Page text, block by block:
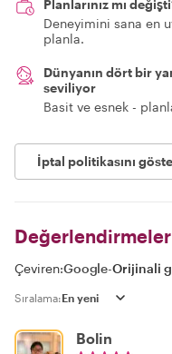
Planlarınız mı
Deneyimini sana en
planla.
Dünyanın dört bir
seviliyor
Basit ve esnek -
İptal politikasını
Değerlendirmeler
Çeviren:Google-Orijinali
Sıralama:
Bolin